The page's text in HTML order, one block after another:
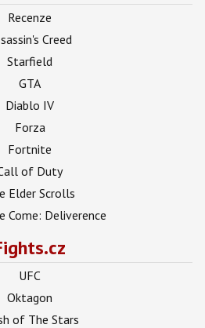
Recenze
Creed
Starfield
GTA
Diablo IV
Forza
Fortnite
of Duty
Elder Scrolls
Come: Deliverence
UFC
Oktagon
of The Stars